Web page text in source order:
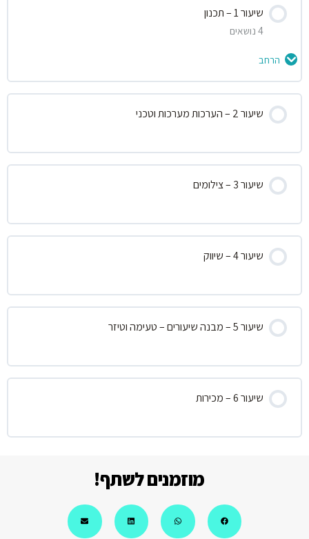
שיעור 1 – תכנון
4 נושאים
הרחב
תוכן השיעור
0% הושלמו 0/4 שלבים
תכנון
תכנון התוכן
שיעור 2 – הערכות מערכות וטכני
שיעור 3 – צילומים
שיעור 4 – שיווק
שיעור 5 – מבנה שיעורים – טעימה וטיזר
שיעור 6 – מכירות
מוזמנים לשתף!